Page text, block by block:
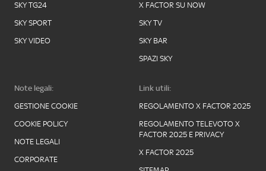
SKY TG24
SKY SPORT
SKY VIDEO
X FACTOR SU NOW
SKY TV
SKY BAR
SPAZI SKY
Note legali:
GESTIONE COOKIE
COOKIE POLICY
NOTE LEGALI
CORPORATE
Link utili:
REGOLAMENTO X FACTOR 2025
REGOLAMENTO TELEVOTO X
FACTOR 2025 E PRIVACY
X FACTOR 2025